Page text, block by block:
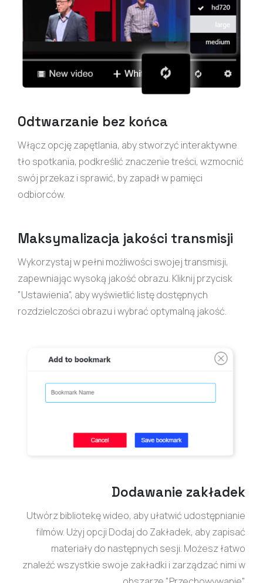
Odtwarzanie bez końca
Włącz opcję zapętlania, aby stworzyć interaktywne
tło spotkania, podkreślić znaczenie treści, wzmocnić
swój przekaz i sprawić, by zapadł w pamięci
odbiorców.
Maksymalizacja jakości transmisji
Wykorzystaj w pełni możliwości swojej transmisji,
zapewniając wysoką jakość obrazu. Kliknij przycisk
"Ustawienia", aby wyświetlić listę dostępnych
rozdzielczości obrazu i wybrać optymalną jakość.
Dodawanie zakładek
Utwórz bibliotekę wideo, aby ułatwić udostępnianie
filmów. Użyj opcji Dodaj do Zakładek, aby zapisać
materiały do następnych sesji. Możesz łatwo
znaleźć wszystkie swoje zakładki i zarządzać nimi w